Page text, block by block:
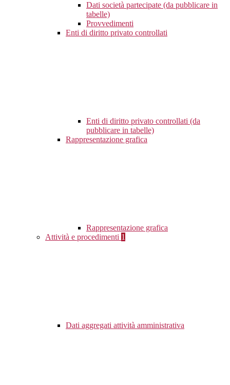
Dati società partecipate (da pubblicare in
tabelle)
Provvedimenti
Enti di diritto privato controllati
Enti di diritto privato controllati (da
pubblicare in tabelle)
Rappresentazione grafica
Rappresentazione grafica
Attività e procedimenti 1
Dati aggregati attività amministrativa